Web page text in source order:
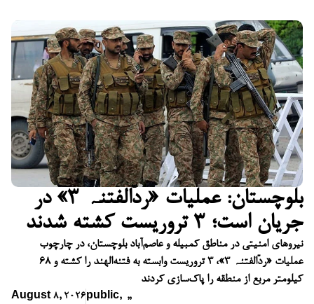
بلوچستان: عملیات «ردّالفتنہ ۳» در
جریان است؛ ۳ تروریست کشته شدند
نیروهای امنیتی در مناطق کمبیله و عاصم‌آباد بلوچستان، در چارچوب
عملیات «ردّالفتنہ ۳»، ۳ تروریست وابسته به فتنه‌الهند را کشته و ۶۸
کیلومتر مربع از منطقه را پاک‌سازی کردند
August 8, 2026 public, ,,